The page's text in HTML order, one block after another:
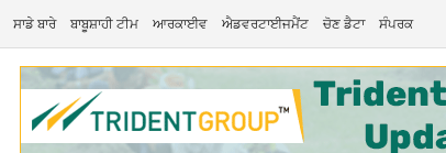
ਸਾਡੇ ਬਾਰੇ ਬਾਬੂਸ਼ਾਹੀ ਟੀਮ ਆਰਕਾਈਵ ਐਡਵਰਟਾਈਜਮੈਂਟ ਚੋਣ ਡੈਟਾ ਸੰਪਰਕ